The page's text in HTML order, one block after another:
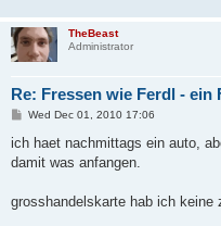
TheBeast
Administrator
Re: Fressen wie Ferdl -
P
s
Wed Dec 01, 2010 17:06
ich haet nachmittags ein auto,
damit was anfangen.
grosshandelskarte hab ich keine